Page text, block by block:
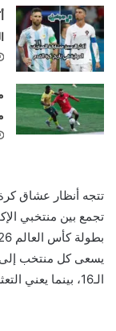
تتجه أنظار عشاق
يسعى كل منتخب إلى
الـ16، بينما يعني التعثر نهاية المشوار في البطولة.